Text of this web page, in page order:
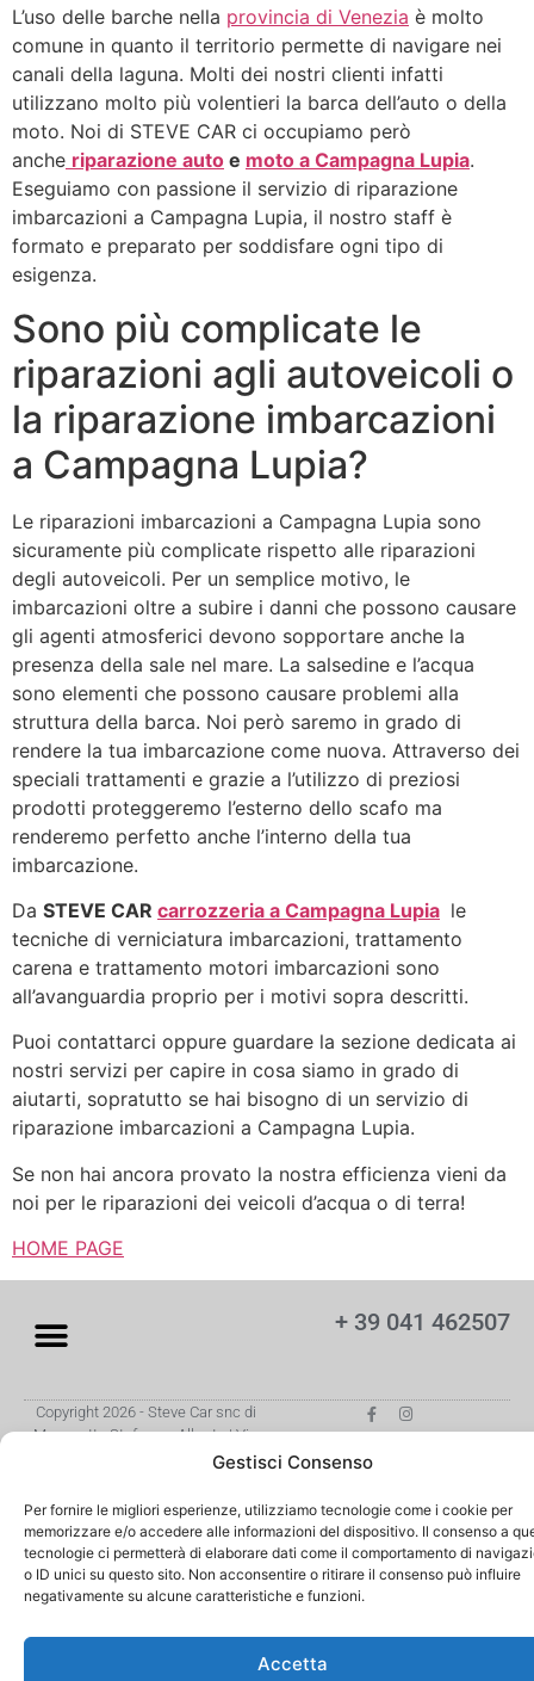
Gestisci Consenso
Per fornire le migliori esperienze, utilizziamo tecnologie come i cookie per
memorizzare e/o accedere alle informazioni del dispositivo. Il consenso a
tecnologie ci permetterà di elaborare dati come il comportamento di
o ID unici su questo sito. Non acconsentire o ritirare il consenso può influire
negativamente su alcune caratteristiche e funzioni.
Accetta
L’uso delle barche nella provincia di Venezia è molto
comune in quanto il territorio permette di navigare nei
canali della laguna. Molti dei nostri clienti infatti
utilizzano molto più volentieri la barca dell’auto o della
moto. Noi di STEVE CAR ci occupiamo però
anche riparazione auto e moto a Campagna Lupia.
Eseguiamo con passione il servizio di riparazione
imbarcazioni a Campagna Lupia, il nostro staff è
formato e preparato per soddisfare ogni tipo di
esigenza.
Sono più complicate le
riparazioni agli autoveicoli o
la riparazione imbarcazioni
a Campagna Lupia?
Le riparazioni imbarcazioni a Campagna Lupia sono
sicuramente più complicate rispetto alle riparazioni
degli autoveicoli. Per un semplice motivo, le
imbarcazioni oltre a subire i danni che possono causare
gli agenti atmosferici devono sopportare anche la
presenza della sale nel mare. La salsedine e l’acqua
sono elementi che possono causare problemi alla
struttura della barca. Noi però saremo in grado di
rendere la tua imbarcazione come nuova. Attraverso dei
speciali trattamenti e grazie a l’utilizzo di preziosi
prodotti proteggeremo l’esterno dello scafo ma
renderemo perfetto anche l’interno della tua
imbarcazione.
Da STEVE CAR carrozzeria a Campagna Lupia le
tecniche di verniciatura imbarcazioni, trattamento
carena e trattamento motori imbarcazioni sono
all’avanguardia proprio per i motivi sopra descritti.
Puoi contattarci oppure guardare la sezione dedicata ai
nostri servizi per capire in cosa siamo in grado di
aiutarti, sopratutto se hai bisogno di un servizio di
riparazione imbarcazioni a Campagna Lupia.
Se non hai ancora provato la nostra efficienza vieni da
noi per le riparazioni dei veicoli d’acqua o di terra!
HOME PAGE
+ 39 041 462507
Copyright 2026 - Steve Car snc di
Menegatto Stefano e Alberto | Via
Battisti 24 - 30010 Camponogara
Sito web creato da Orezero Digital
Agency